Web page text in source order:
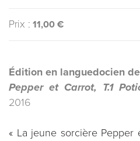
Prix : 11,00 €
Édition en languedocien
Pepper et Carrot, T.1
2016
« La jeune sorcière